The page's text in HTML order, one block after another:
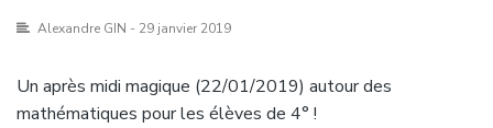
Alexandre GIN - 29 janvier 2019
Un après midi magique (22/01/2019) autour des
mathématiques pour les élèves de 4° !